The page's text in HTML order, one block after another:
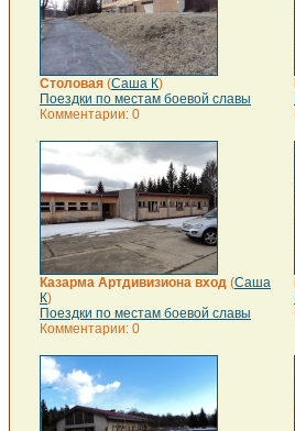
Столовая (Саша К)
Поездки по местам боевой славы
Комментарии: 0
Казарма Артдивизиона вход (Саша
К)
Поездки по местам боевой славы
Комментарии: 0